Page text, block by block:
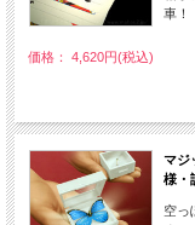
車！
価格： 4,620円(税込)
マジ
様・
空っ